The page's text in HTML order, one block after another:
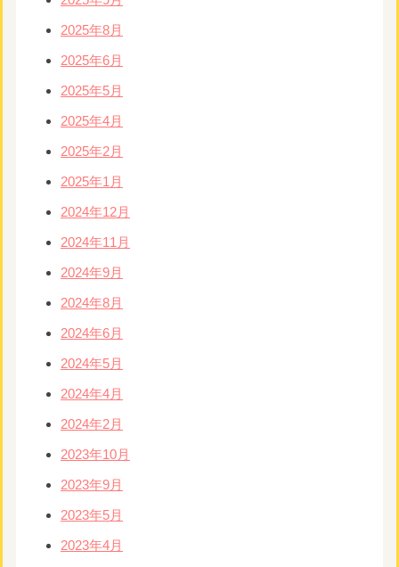
2025年8月
2025年6月
2025年5月
2025年4月
2025年2月
2025年1月
2024年12月
2024年11月
2024年9月
2024年8月
2024年6月
2024年5月
2024年4月
2024年2月
2023年10月
2023年9月
2023年5月
2023年4月